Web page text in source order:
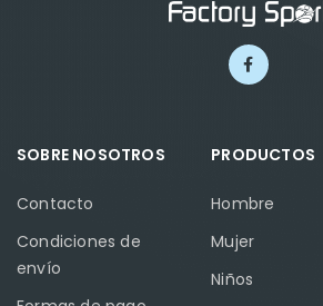
SOBRE NOSOTROS
Contacto
Condiciones de
envío
PRODUCTOS
Hombre
Mujer
Niños